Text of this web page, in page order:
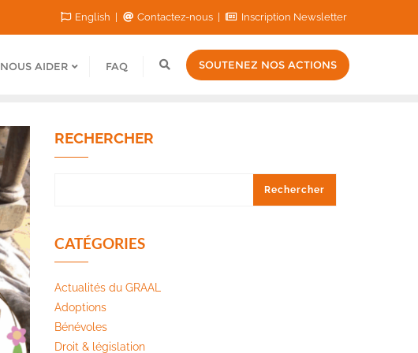
English Contactez-nous Inscription Newsletter
NOUS AIDER FAQ SOUTENEZ NOS ACTIONS
RECHERCHER
Rechercher
CATÉGORIES
Actualités du GRAAL
Adoptions
Bénévoles
Droit & législation